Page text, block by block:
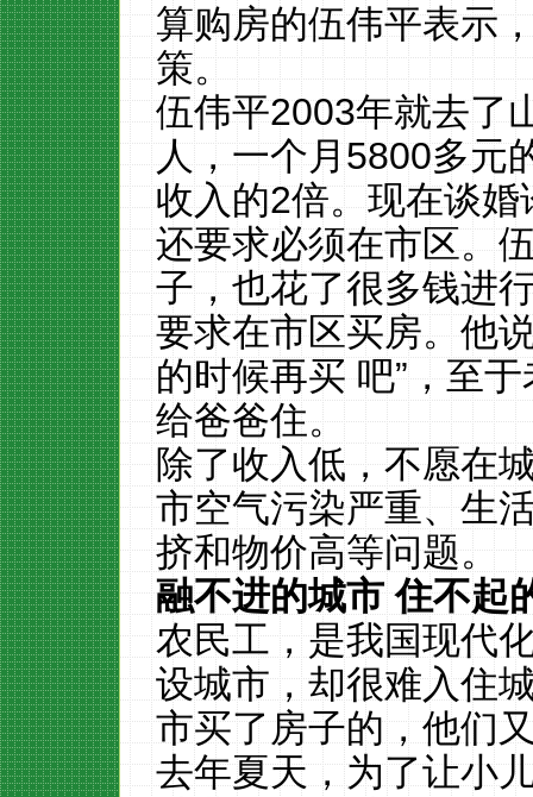
算购房的伍伟平表示
策。
伍伟平2003年就去了
人，一个月5800多元
收入的2倍。现在谈
还要求必须在市区。
子，也花了很多钱进
要求在市区买房。他
的时候再买 吧”，至
给爸爸住。
除了收入低，不愿在
市空气污染严重、生
挤和物价高等问题。
融不进的城市 住不起
农民工，是我国现代
设城市，却很难入住
市买了房子的，他们
去年夏天，为了让小